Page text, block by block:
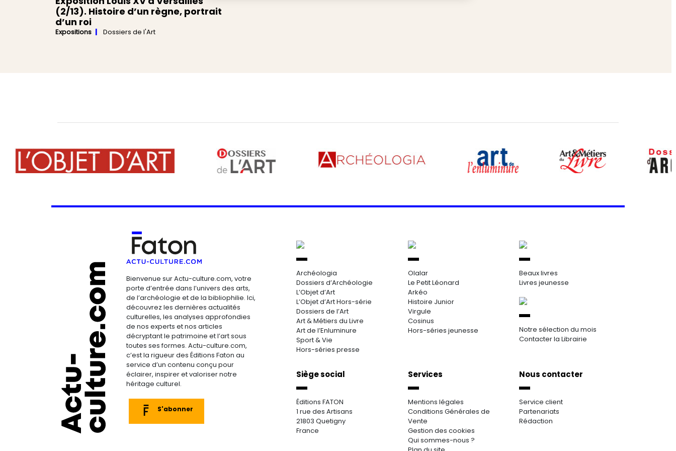
(2/13). Histoire d’un règne, portrait
d’un roi
Expositions Dossiers de l'Art
Bienvenue sur Actu-culture.com, votre
porte d’entrée dans l’univers des arts,
de l’archéologie et de la bibliophilie. Ici,
découvrez les dernières actualités
culturelles, les analyses approfondies
de nos experts et nos articles
décryptant le patrimoine et l’art sous
toutes ses formes. Actu-culture.com,
c’est la rigueur des Éditions Faton au
service d’un contenu conçu pour
éclairer, inspirer et valoriser notre
héritage culturel.
S'abonner
Archéologia
Dossiers d’Archéologie
L’Objet d’Art
L’Objet d’Art Hors-série
Dossiers de l’Art
Art & Métiers du Livre
Art de l’Enluminure
Sport & Vie
Hors-séries presse
Olalar
Le Petit Léonard
Arkéo
Histoire Junior
Virgule
Cosinus
Hors-séries jeunesse
Beaux livres
Livres jeunesse
Notre sélection du mois
Contacter la Librairie
Siège social
Éditions FATON
1 rue des Artisans
21803 Quetigny
France
Services
Mentions légales
Conditions Générales de
Vente
Gestion des cookies
Qui sommes-nous ?
Nous contacter
Service client
Partenariats
Rédaction